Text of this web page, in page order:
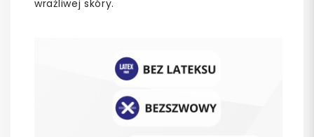
wrażliwej skóry.